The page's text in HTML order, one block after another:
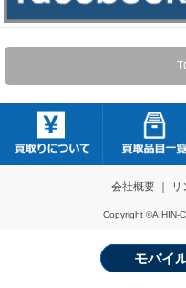
会社概要｜ リ
Copyright ©AIHIN-
モバイ